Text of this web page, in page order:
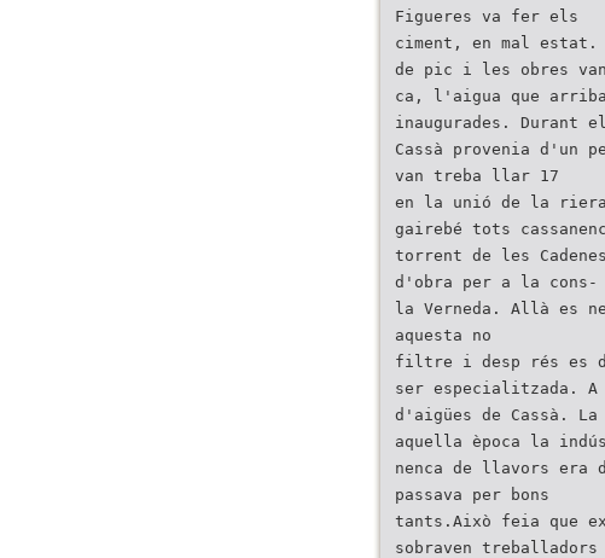
Figueres va fer els
ciment, en mal
de pic i les obres van
ca, l'aigua que
inaugurades. Durant
Cassà provenia d'un
van treba llar 17
en la unió de la
gairebé tots
torrent de les
d'obra per a la cons-
la Verneda. Allà es
aquesta no
filtre i desp rés es
ser especialitzada. A
d'aigües de Cassà.
aquella època la
nenca de llavors era
passava per bons
tants.Això feia que
sobraven treballadors